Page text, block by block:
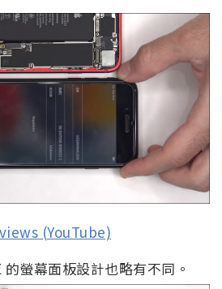
(YouTube)
螢幕面板設計也略有不同。